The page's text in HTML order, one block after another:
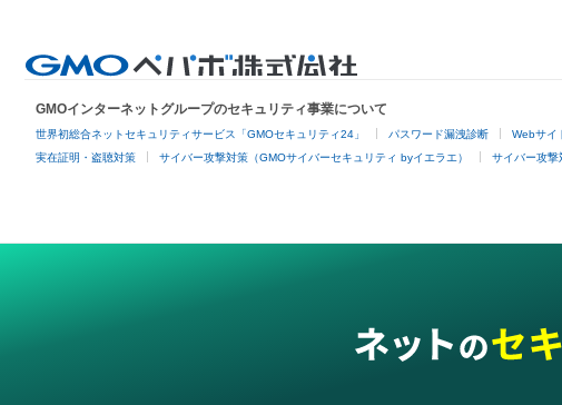
GMOインターネットグループのセキュリティ事業について
世界初総合ネットセキュリティサービス「GMOセキュリティ24」 パスワード漏洩診断 Webサイ
実在証明・盗聴対策 サイバー攻撃対策（GMOサイバーセキュリティ byイエラエ） サイバー攻撃